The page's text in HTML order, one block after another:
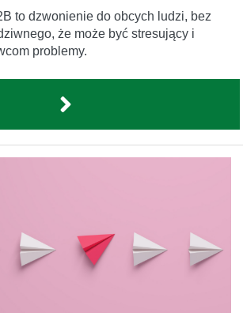
to dzwonienie do obcych ludzi, bez
że może być stresujący i
problemy.